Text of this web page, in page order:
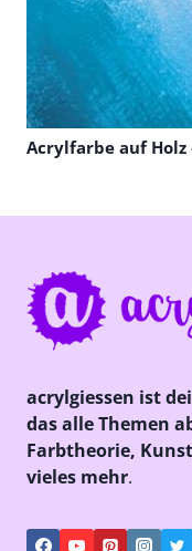
Acrylfarbe auf
acrylgiessen ist
das alle Themen
Farbtheorie,
vieles mehr.